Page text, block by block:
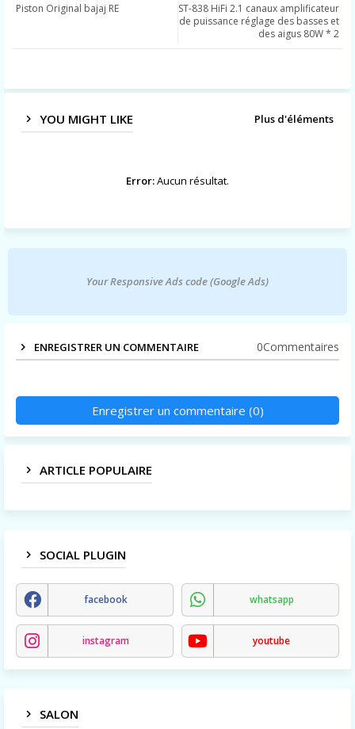
ats
ST-838 HiFi 2.1 canaux amplificateur
de puissance réglage des basses et
des aigus 80W * 2
Piston Original bajaj RE
YOU MIGHT LIKE Plus d'éléments
Error:Aucun résultat.
Your Responsive Ads code (Google Ads)
ENREGISTRER UN COMMENTAIRE 0Commentaires
Enregistrer un commentaire (0)
ARTICLE POPULAIRE
SOCIAL PLUGIN
facebook whatsapp
instagram youtube
SALON